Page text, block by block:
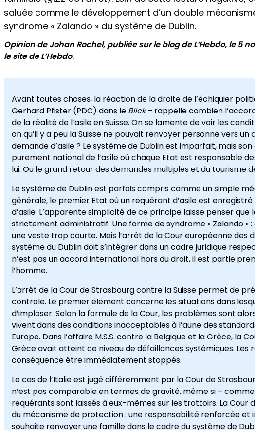
saluée comme le développement d’un double
syndrome « Zalando » du système de Dublin.
Opinion de Johan Rochel, publiée sur le blog de L’Hebdo, le 5
le site de L’Hebdo.
Avant toutes choses, la réaction de la droite de l’échiquier
Gerhard Pfister (PDC) dans le Blick– rappelle combien
de la réalité de l’asile en Suisse. On se lamente de voir les
on qu’il y a peu la Suisse ne pouvait renvoyer personne vers
demande d’asile ? Le système de Dublin est imparfait, mais
purement national de l’asile où chaque Etat est responsable
lui. Ou le grand retour des demandes multiples et du tourisme
Le système de Dublin est parfois compris comme un simple
générale, le premier Etat où un requérant d’asile est
d’asile. L’apparente simplicité de ce principe laisse penser
strictement administratif. Une forme de syndrome « Zalando »
une veste trop courte. Mais l’arrêt de la Cour européenne des
système du Dublin doit s’intégrer dans un cadre juridique
n’est pas un accord international hors du droit, il est partie
l’homme.
L’arrêt de la Cour de Strasbourg contre la Suisse permet de
contrôle. Le premier élément concerne les situations dans
d’imploser. Selon la formule de la Cour, les problèmes sont
vivent dans des conditions inacceptables à l’aune des
Europe. Dans l’affaire M.S.S. contre la Belgique et la Grèce, la
Grèce avait atteint ce niveau de défaillances systémiques. Les
conséquence être immédiatement stoppés.
Le cas de l’Italie est jugé différemment par la Cour de
n’est pas comparable en termes de gravité, même si –
requérants sont laissés à eux-mêmes sur les trottoirs. La
du mécanisme de protection : une responsabilité renforcée et
souhaite renvoyer une famille dans le cadre du système de